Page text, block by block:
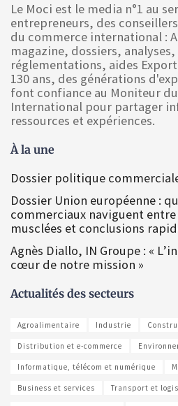
Le Moci est le media n°1 au
entrepreneurs, des
du commerce international :
magazine, dossiers,
réglementations, aides
130 ans, des générations
font confiance au Moniteur
International pour partager
ressources et expériences.
À la une
Dossier politique
Dossier Union européenne :
commerciaux naviguent
musclées et conclusions
Agnès Diallo, IN Groupe : «
cœur de notre mission »
Actualités des secteurs
Agroalimentaire Industrie
Distribution et e-commerce
Informatique, télécom et numérique
Business et services Transport et